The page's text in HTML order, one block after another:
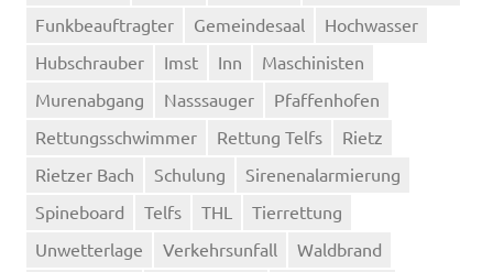
Funkbeauftragter
Gemeindesaal
Hochwasser
Hubschrauber
Imst Inn
Maschinisten
Murenabgang
Nasssauger
Pfaffenhofen
Rettungsschwimmer
Rettung Telfs
Rietz
Rietzer Bach
Schulung
Sirenenalarmierung
Spineboard
Telfs THL
Tierrettung
Unwetterlage
Verkehrsunfall
Waldbrand